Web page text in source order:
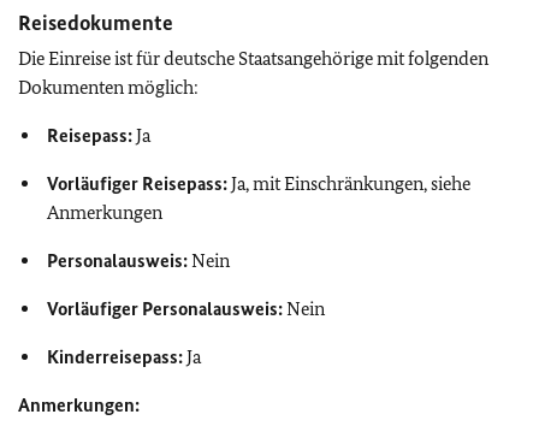
Reisedokumente
Die Einreise ist für deutsche Staatsangehörige mit folgenden
Dokumenten möglich:
Reisepass:Ja
Vorläufiger Reisepass:Ja, mit Einschränkungen, siehe
Anmerkungen
Personalausweis:Nein
Vorläufiger Personalausweis:Nein
Kinderreisepass:Ja
Anmerkungen: